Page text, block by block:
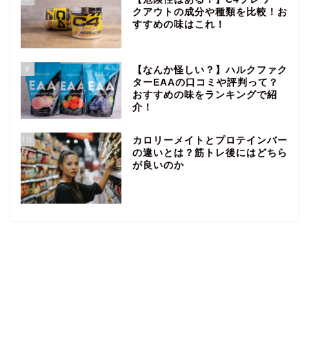
クアウトの成分や種類を比較！お
すすめの味はこれ！
9
【なんか怪しい？】ハルクファク
ターEAAの口コミや評判って？
おすすめの味をランキングで紹
介！
10
カロリーメイトとプロテインバー
の違いとは？筋トレ後にはどちら
が良いのか